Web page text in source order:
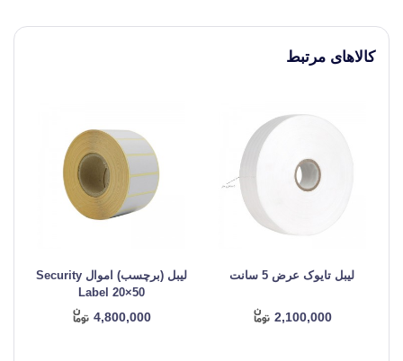
کالاهای مرتبط
لیبل تایوک عرض 5 سانت
2,100,000
لیبل (برچسب) اموال Security
Label 20×50
4,800,000